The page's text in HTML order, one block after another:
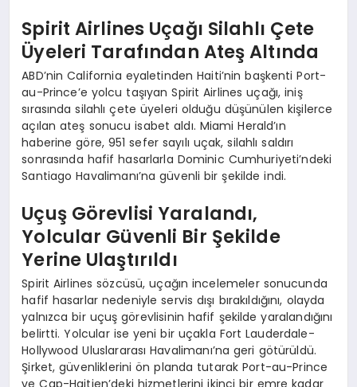
Spirit Airlines Uçağı Silahlı Çete
Üyeleri Tarafından Ateş Altında
ABD’nin California eyaletinden Haiti’nin başkenti Port-
au-Prince’e yolcu taşıyan Spirit Airlines uçağı, iniş
sırasında silahlı çete üyeleri olduğu düşünülen kişilerce
açılan ateş sonucu isabet aldı. Miami Herald’ın
haberine göre, 951 sefer sayılı uçak, silahlı saldırı
sonrasında hafif hasarlarla Dominic Cumhuriyeti’ndeki
Santiago Havalimanı’na güvenli bir şekilde indi.
Uçuş Görevlisi Yaralandı,
Yolcular Güvenli Bir Şekilde
Yerine Ulaştırıldı
Spirit Airlines sözcüsü, uçağın incelemeler sonucunda
hafif hasarlar nedeniyle servis dışı bırakıldığını, olayda
yalnızca bir uçuş görevlisinin hafif şekilde yaralandığını
belirtti. Yolcular ise yeni bir uçakla Fort Lauderdale-
Hollywood Uluslararası Havalimanı’na geri götürüldü.
Şirket, güvenliklerini ön planda tutarak Port-au-Prince
ve Cap-Haitien’deki hizmetlerini ikinci bir emre kadar